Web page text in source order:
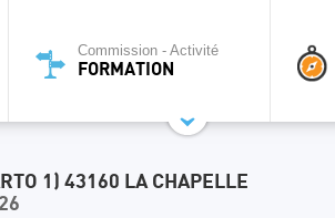
Commission - Activité
FORMATION
1) 43160 LA CHAPELLE